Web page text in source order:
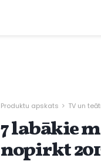
Produktu apskats TV un
7 labākie
nopirkt